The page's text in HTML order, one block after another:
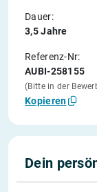
Dauer:
3,5 Jahre
Referenz-Nr:
AUBI-258155
(Bitte in der
Kopieren
Dein